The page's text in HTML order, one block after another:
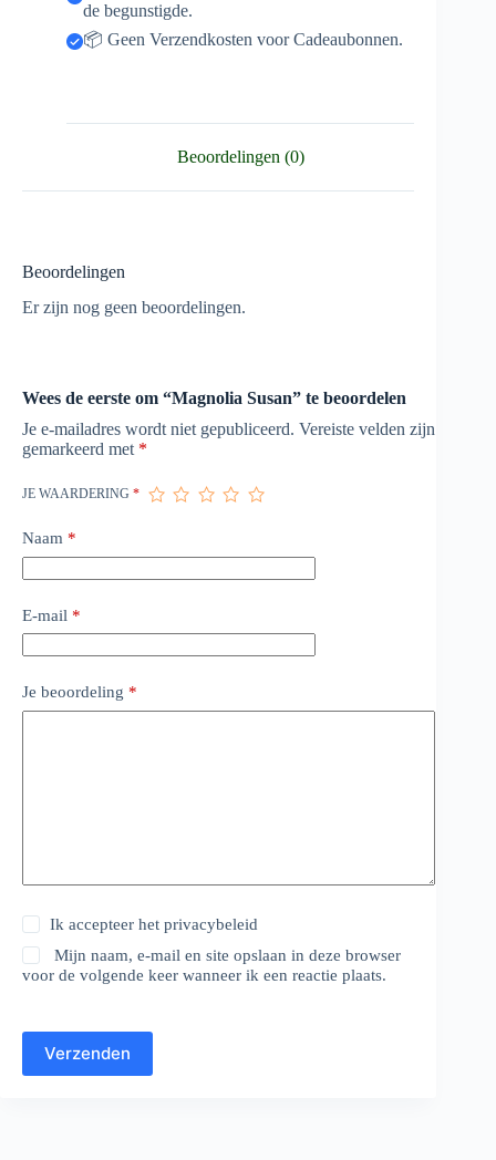
de begunstigde.
📦 Geen Verzendkosten voor Cadeaubonnen.
Beoordelingen (0)
Beoordelingen
Er zijn nog geen beoordelingen.
Wees de eerste om “Magnolia Susan” te beoordelen
Je e-mailadres wordt niet gepubliceerd. Vereiste velden zijn
gemarkeerd met *
JE WAARDERING *
Naam *
E-mail *
Je beoordeling *
Ik accepteer hetprivacybeleid
Mijn naam, e-mail en site opslaan in deze browser
voor de volgende keer wanneer ik een reactie plaats.
Verzenden